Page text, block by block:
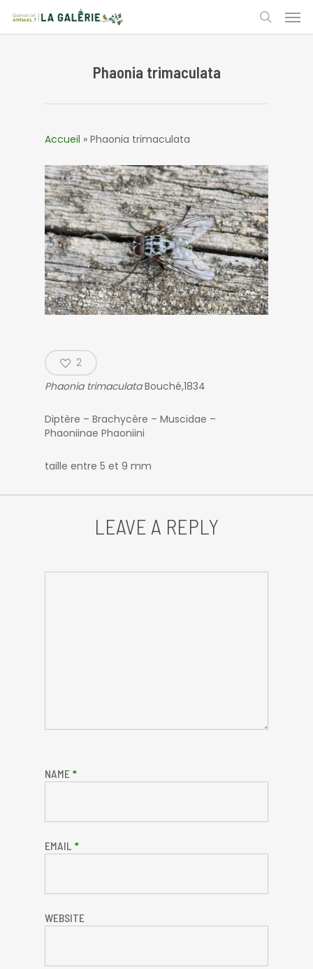
main
search
Phaonia trimaculata
Accueil » Phaonia trimaculata
2
Phaonia trimaculataBouché,1834
Diptère – Brachycère – Muscidae –
Phaoniinae Phaoniini
taille entre 5 et 9 mm
LEAVE A REPLY
NAME *
EMAIL *
WEBSITE